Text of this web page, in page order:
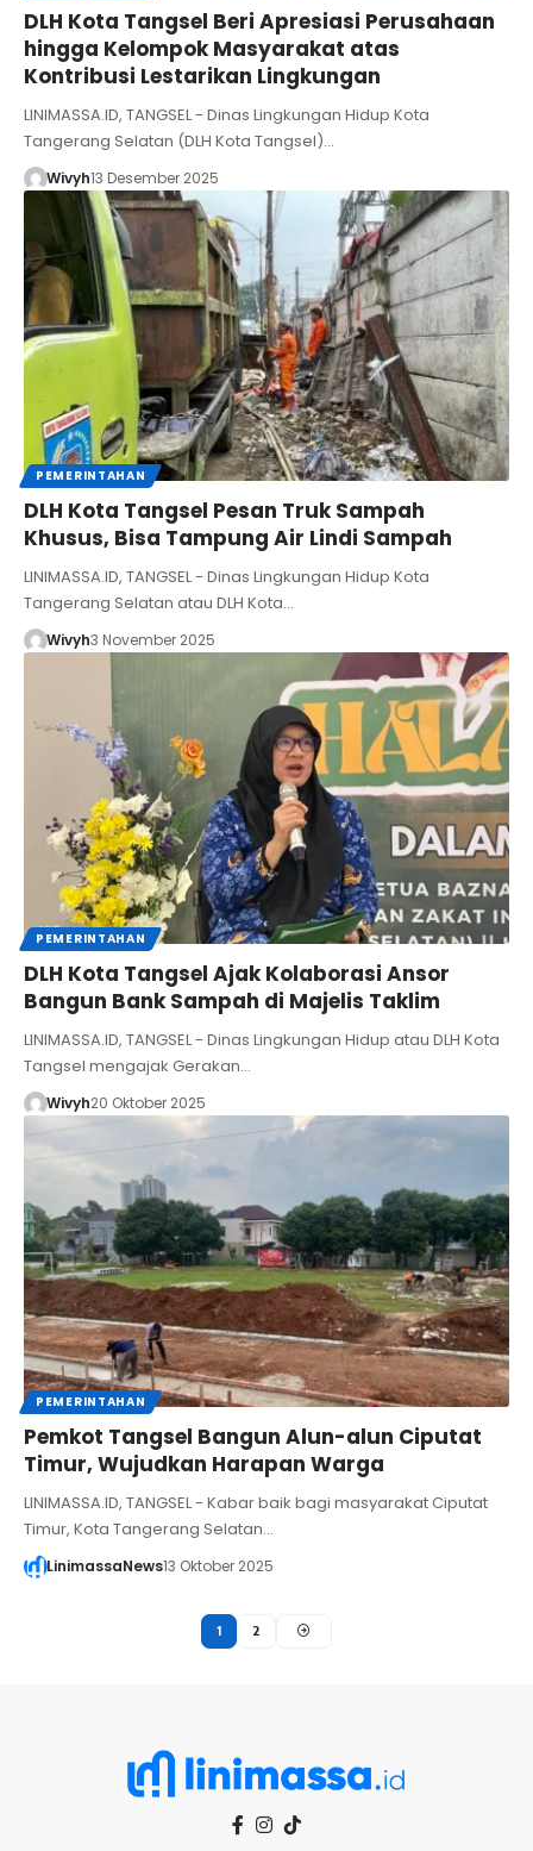
DLH Kota Tangsel Beri Apresiasi Perusahaan
hingga Kelompok Masyarakat atas
Kontribusi Lestarikan Lingkungan
LINIMASSA.ID, TANGSEL - Dinas Lingkungan Hidup Kota
Tangerang Selatan (DLH Kota Tangsel)…
Wivyh13 Desember 2025
PEMERINTAHAN
DLH Kota Tangsel Pesan Truk Sampah
Khusus, Bisa Tampung Air Lindi Sampah
LINIMASSA.ID, TANGSEL - Dinas Lingkungan Hidup Kota
Tangerang Selatan atau DLH Kota…
Wivyh3 November 2025
PEMERINTAHAN
DLH Kota Tangsel Ajak Kolaborasi Ansor
Bangun Bank Sampah di Majelis Taklim
LINIMASSA.ID, TANGSEL - Dinas Lingkungan Hidup atau DLH Kota
Tangsel mengajak Gerakan…
Wivyh20 Oktober 2025
PEMERINTAHAN
Pemkot Tangsel Bangun Alun-alun Ciputat
Timur, Wujudkan Harapan Warga
LINIMASSA.ID, TANGSEL - Kabar baik bagi masyarakat Ciputat
Timur, Kota Tangerang Selatan…
LinimassaNews13 Oktober 2025
1 2